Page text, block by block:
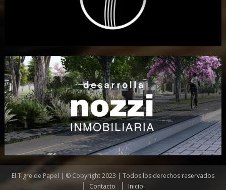
El Tigre de Papel | © Copyright 2023 | Todos los derechos reservados
Contacto
Inicio